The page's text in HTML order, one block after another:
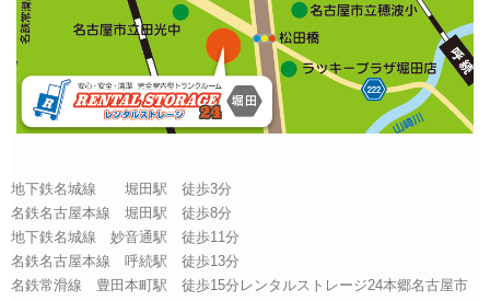
地下鉄名城線 堀田駅 徒歩3分
名鉄名古屋本線 堀田駅 徒歩8分
地下鉄名城線 妙音通駅 徒歩11分
名鉄名古屋本線 呼続駅 徒歩13分
名鉄常滑線 豊田本町駅 徒歩15分レンタルストレージ24本郷名古屋市